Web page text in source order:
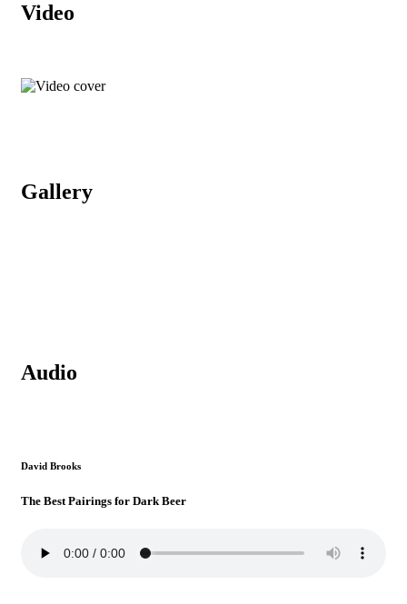
Video
Gallery
Audio
David Brooks
The Best Pairings for Dark Beer